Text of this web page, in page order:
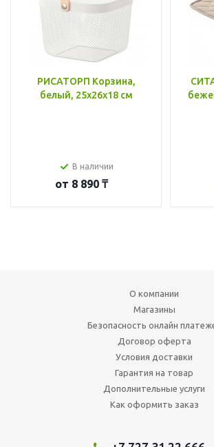
РИСАТОРП Корзина,
белый, 25x26x18 см
В наличии
от 8 890 ₸
О компании
Магазины
Безопасность онлайн
Договор оферта
Условия доставки
Гарантия на товар
Дополнительные услуги
Как оформить заказ